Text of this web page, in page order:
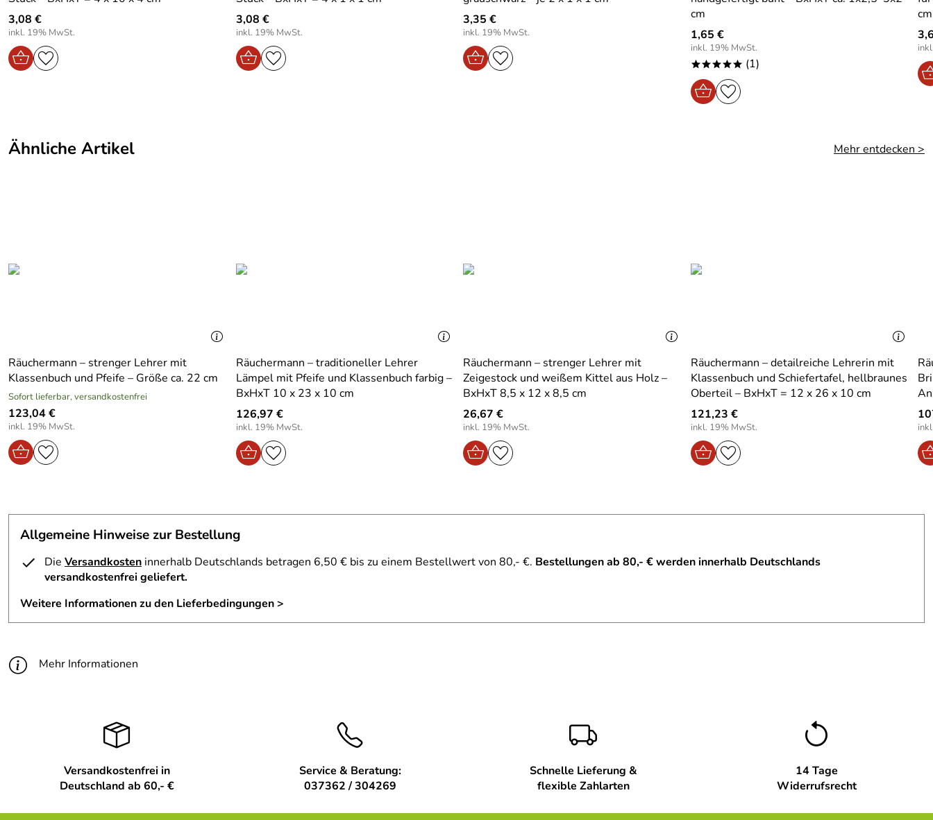
Bereich:
3,08 €
inkl. 19% MwSt.
3,08 €
inkl. 19% MwSt.
3,35 €
inkl. 19% MwSt.
cm
1,65 €
inkl. 19% MwSt.
***** (1)
cm
Ähnliche Artikel Mehr entdecken >
Räuchermann – strenger Lehrer mit
Klassenbuch und Pfeife – Größe ca. 22 cm
Sofort lieferbar, versandkostenfrei
123,04 €
inkl. 19% MwSt.
Räuchermann – traditioneller Lehrer
Lämpel mit Pfeife und Klassenbuch farbig –
BxHxT 10 x 23 x 10 cm
126,97 €
inkl. 19% MwSt.
Räuchermann – strenger Lehrer mit
Zeigestock und weißem Kittel aus Holz –
BxHxT 8,5 x 12 x 8,5 cm
26,67 €
inkl. 19% MwSt.
Räuchermann – detailreiche Lehrerin mit
Klassenbuch und Schiefertafel, hellbraunes
Oberteil – BxHxT = 12 x 26 x 10 cm
121,23 €
inkl. 19% MwSt.
Allgemeine Hinweise zur Bestellung
Die Versandkosten innerhalb Deutschlands betragen 6,50 € bis zu einem Bestellwert von 80,- €. Bestellungen ab 80,- € werden innerhalb Deutschlands
versandkostenfrei geliefert.
Weitere Informationen zu den Lieferbedingungen >
Mehr Informationen
Versandkostenfrei in
Deutschland ab 60,- €
Service & Beratung:
037362 / 304269
Schnelle Lieferung &
flexible Zahlarten
14 Tage
Widerrufsrecht